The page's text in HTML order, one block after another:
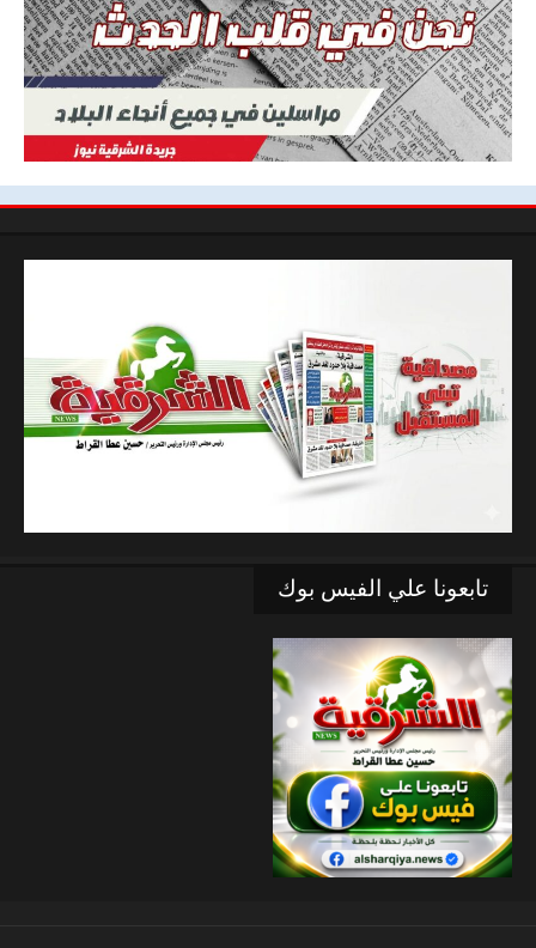
تابعونا علي الفيس بوك